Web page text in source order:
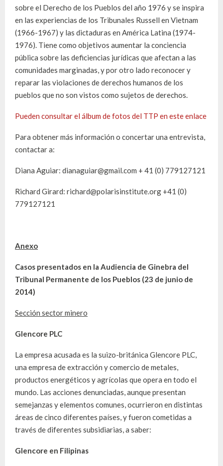
sobre el Derecho de los Pueblos del año 1976 y se inspira
en las experiencias de los Tribunales Russell en Vietnam
(1966-1967) y las dictaduras en América Latina (1974-
1976). Tiene como objetivos aumentar la conciencia
pública sobre las deficiencias jurídicas que afectan a las
comunidades marginadas, y por otro lado reconocer y
reparar las violaciones de derechos humanos de los
pueblos que no son vistos como sujetos de derechos.
Pueden consultar el álbum de fotos del TTP en este enlace
Para obtener más información o concertar una entrevista,
contactar a:
Diana Aguiar: dianaguiar@gmail.com + 41 (0) 779127121
Richard Girard: richard@polarisinstitute.org +41 (0)
779127121
Anexo
Casos presentados en la Audiencia de Ginebra del
Tribunal Permanente de los Pueblos (23 de junio de
2014)
Sección sector minero
Glencore PLC
La empresa acusada es la suizo-británica Glencore PLC,
una empresa de extracción y comercio de metales,
productos energéticos y agrícolas que opera en todo el
mundo. Las acciones denunciadas, aunque presentan
semejanzas y elementos comunes, ocurrieron en distintas
áreas de cinco diferentes países, y fueron cometidas a
través de diferentes subsidiarias, a saber:
Glencore en Filipinas